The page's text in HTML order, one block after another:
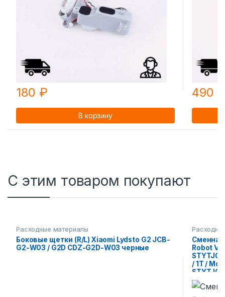
180 ₽
В корзину
490
С этим товаром покупают
Расходные материалы
Боковые щетки (R/L) Xiaomi Lydsto G2 JCB-
G2-W03 / G2D CDZ-G2D-W03 черные
Сменная
Robot
/ 1T /
Dreame